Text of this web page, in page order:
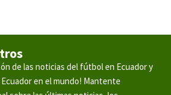
de las noticias del fútbol en Ecuador y
en el mundo! Mantente